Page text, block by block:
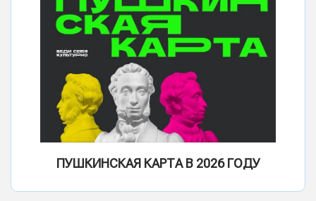
ПУШКИНСКАЯ КАРТА В 2026 ГОДУ